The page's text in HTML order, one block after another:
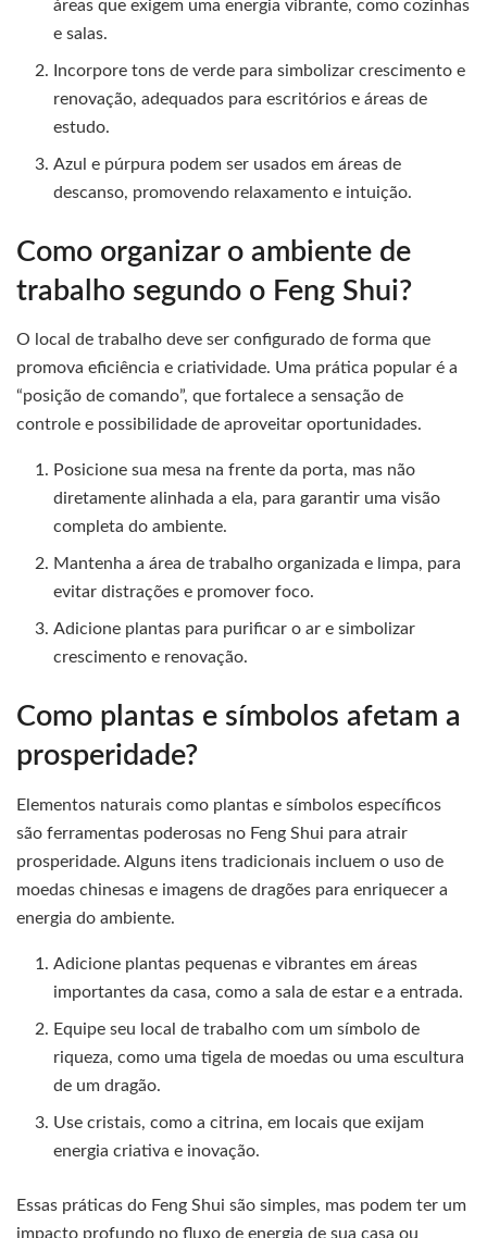
áreas que exigem uma energia vibrante, como cozinhas
e salas.
Incorpore tons de verde para simbolizar crescimento e
renovação, adequados para escritórios e áreas de
estudo.
Azul e púrpura podem ser usados em áreas de
descanso, promovendo relaxamento e intuição.
Como organizar o ambiente de
trabalho segundo o Feng Shui?
O local de trabalho deve ser configurado de forma que
promova eficiência e criatividade. Uma prática popular é a
“posição de comando”, que fortalece a sensação de
controle e possibilidade de aproveitar oportunidades.
Posicione sua mesa na frente da porta, mas não
diretamente alinhada a ela, para garantir uma visão
completa do ambiente.
Mantenha a área de trabalho organizada e limpa, para
evitar distrações e promover foco.
Adicione plantas para purificar o ar e simbolizar
crescimento e renovação.
Como plantas e símbolos afetam a
prosperidade?
Elementos naturais como plantas e símbolos específicos
são ferramentas poderosas no Feng Shui para atrair
prosperidade. Alguns itens tradicionais incluem o uso de
moedas chinesas e imagens de dragões para enriquecer a
energia do ambiente.
Adicione plantas pequenas e vibrantes em áreas
importantes da casa, como a sala de estar e a entrada.
Equipe seu local de trabalho com um símbolo de
riqueza, como uma tigela de moedas ou uma escultura
de um dragão.
Use cristais, como a citrina, em locais que exijam
energia criativa e inovação.
Essas práticas do Feng Shui são simples, mas podem ter um
impacto profundo no fluxo de energia de sua casa ou